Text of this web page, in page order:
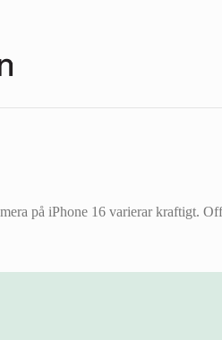
på iPhone 16 varierar kraftigt.